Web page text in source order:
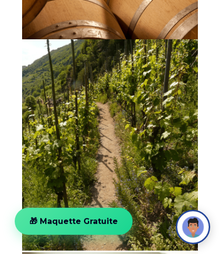
🎁 Maquette Gratuite